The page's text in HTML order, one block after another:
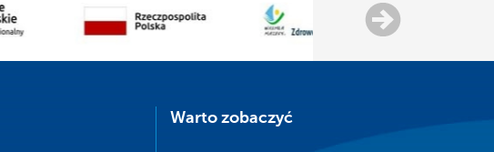
Warto zobaczyć